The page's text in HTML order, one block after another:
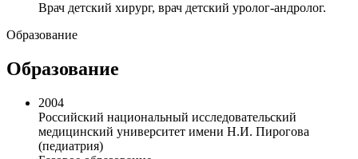
Врач детский хирург, врач детский уролог-андролог.
Образование
Образование
2004
Российский национальный исследовательский
медицинский университет имени Н.И. Пирогова
(педиатрия)